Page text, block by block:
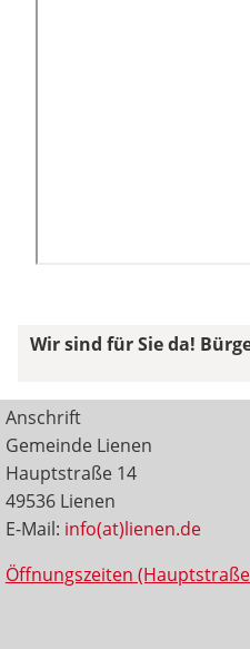
Wir sind für Sie da!
Anschrift
Gemeinde Lienen
Hauptstraße 14
49536 Lienen
E-Mail: info(at)lienen.de
Öffnungszeiten